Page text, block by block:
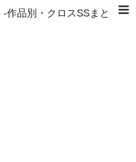
作品別・クロスSSまと